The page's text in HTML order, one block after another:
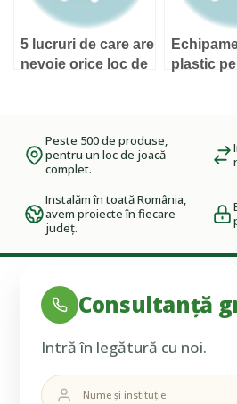
5 lucruri de care are
nevoie orice loc de
plastic
puţină
Peste 500 de produse,
pentru un loc de joacă
complet.
Instalăm în toată România,
avem proiecte în fiecare
județ.
Consultanță
Intră în legătură cu noi.